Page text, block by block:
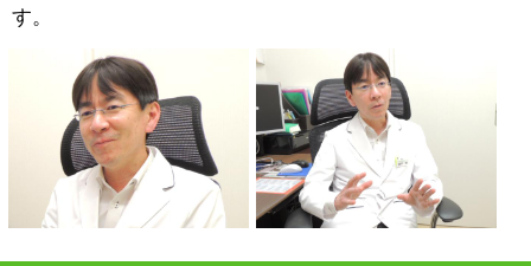
クまで足を運べないというケースも少なくありません。
認知症を抱えている方、ご家族と離れて暮らしている方
など。外来診療でのサポートが難しい患者さんに向けて
当院が行っているのが訪問診療です。訪問診療は何か症
状があるときに伺う「往診」とは異なり、患者さんのご
自宅やお住まいの施設などを定期的に訪れ、診察やお薬
の処方をしたり、体調面のご相談などをいただいたりす
るものです。かかりつけ医とは、患者さんの最初から最
後までを診るもの――。そんな気持ちで、一人ひとりの
患者さんと向き合っていきたいと考えています。